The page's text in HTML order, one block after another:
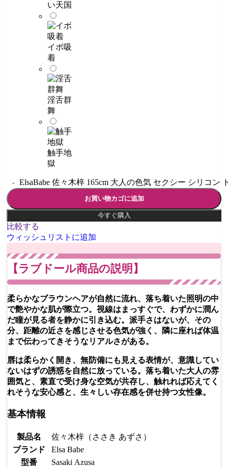
い天国
イボ吸
着
淫舌群
舞
触手地
獄
ElsaBabe 佐々木梓 165cm 大人の色気 セクシー シリコン
お買い物カゴに追加
今すぐ購入
比較する
ウィッシュリストに追加
【ラブドール商品の説明】
柔らかなブラウンヘアが自然に流れ、落ち着いた照明の中
で艶やかな肌が際立つ。視線はまっすぐで、わずかに潤ん
だ瞳が見る者を静かに引き込む。派手さはないが、その
分、距離の近さを感じさせる色気が強く、隣に座れば体温
まで伝わってきそうなリアルさがある。
唇は柔らかく開き、無防備にも見える表情が、意識してい
ないはずの誘惑を自然に放っている。落ち着いた大人の雰
囲気と、素直で受け身な空気が共存し、触れれば応えてく
れそうな安心感と、生々しい存在感を併せ持つ女性像。
基本情報
製品名
佐々木梓（ささき あずさ）
ブランド
Elsa Babe
型番
Sasaki Azusa